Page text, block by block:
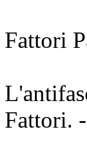
Fattori
Fattori.